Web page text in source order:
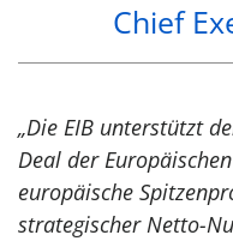
Chief
„Die EIB unterstützt
Deal der
europäische
strategischer Netto-